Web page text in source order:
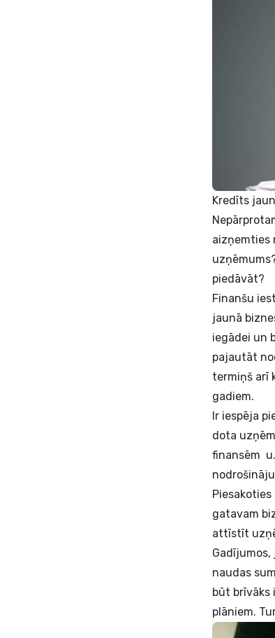
Kredīts
aizņemties
piedāvāt?
Finanšu
jaunā
iegādei un
pajautāt
termiņš arī
gadiem.
Ir iespēja
dota
finansēm
gatavam
attīstīt
naudas
būt brīvāks
plāniem.